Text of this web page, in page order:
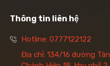
Thông tin liên hệ
Hotline: 0777122122
Địa chỉ: 134/16 đường Tân